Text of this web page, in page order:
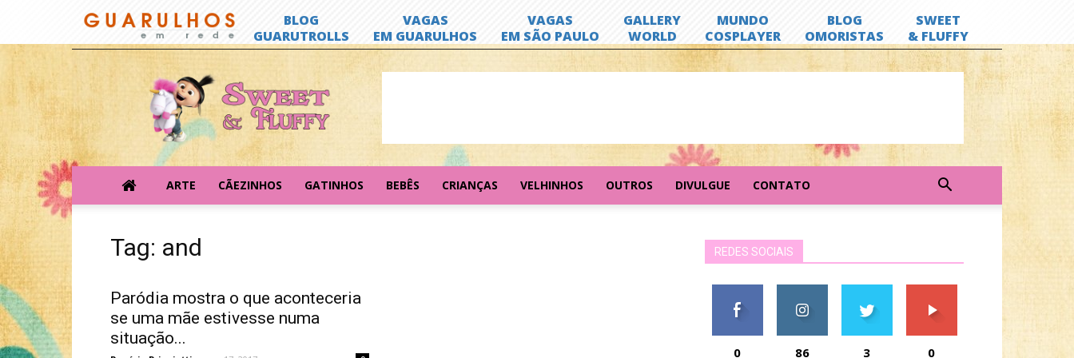
Sweet
&
Fluffy
ARTE CÃEZINHOS GATINHOS BEBÊS CRIANÇAS VELHINHOS OUTROS DIVULGUE CONTATO
Tag: and
Paródia mostra o que aconteceria
se uma mãe estivesse numa
situação...
REDES SOCIAIS
0 86 3 0